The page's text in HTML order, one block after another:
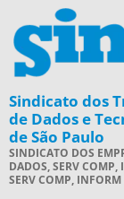
Sindicato dos
de Dados e
de São Paulo
SINDICATO DOS
DADOS, SERV COMP,
SERV COMP,